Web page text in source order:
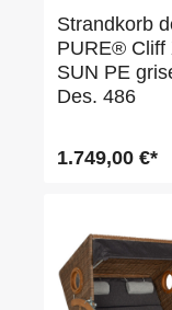
Strandkorb
PURE® Cliff
SUN PE
Des. 486
1.749,00 €*